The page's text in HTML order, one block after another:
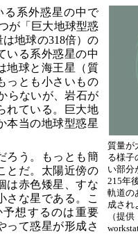
質量が
る様子
い部分
215年
軌道の
成され
（提
る系外惑星の中で
が「巨大地球型惑
は地球の318倍）の
いる系外惑星の中
地球と海王星（質
っとも小さいもの
らないが、岩石が
れている。巨大地
本当の地球型惑星
ろう。もっとも簡
とだ。太陽近傍の
は赤色矮星、すな
さな星である。こ
想するのは重要
って惑星が形成さ